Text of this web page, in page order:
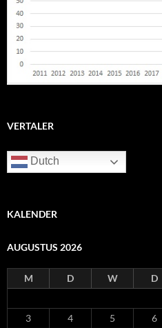
VERTALER
Dutch
KALENDER
AUGUSTUS 2026
M D W D
3
4 5 6